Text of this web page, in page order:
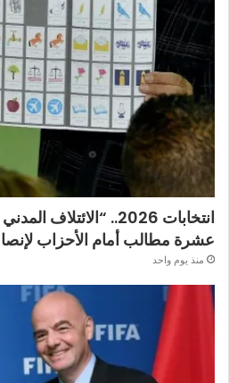
انتخابات 2026..
عشرة مطالب أمام الأحزاب
منذ يوم واحد